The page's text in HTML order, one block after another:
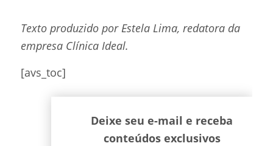
Texto produzido por Estela Lima, redatora da
empresa Clínica Ideal.
[avs_toc]
Deixe seu e-mail e receba
conteúdos exclusivos